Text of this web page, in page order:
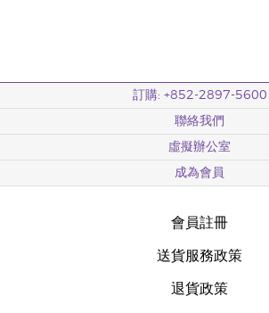
訂購: +852-2897-5600
聯絡我們
虛擬辦公室
成為會員
會員註冊
送貨服務政策
退貨政策